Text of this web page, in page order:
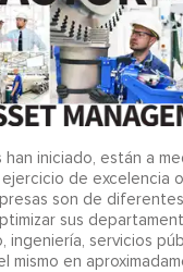
han iniciado, están a
de excelencia
son de
sus
ingeniería, servicios
mismo en